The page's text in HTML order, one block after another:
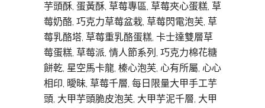
芋頭酥, 蛋黃酥, 草莓專區, 草莓夾心蛋糕, 草
莓奶酪, 巧克力草莓盆栽, 草莓閃電泡芙, 草
莓乳酪塔, 草莓重乳酪蛋糕, 卡士達雙層草
莓蛋糕, 草莓派, 情人節系列, 巧克力棉花糖
餅乾, 星空馬卡龍, 榛心泡芙, 心有所屬, 心心
相印, 曖昧, 草莓千層, 每日限量大甲手工芋
頭, 大甲芋頭脆皮泡芙, 大甲芋泥千層, 大甲